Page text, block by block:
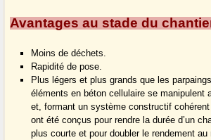
Avantages au stade du
Moins de déchets.
Rapidité de pose.
Plus légers et plus grands que les
éléments en béton cellulaire se manipulent
et, formant un système constructif
ont été conçus pour rendre la durée d’un
plus courte et pour doubler le rendement au